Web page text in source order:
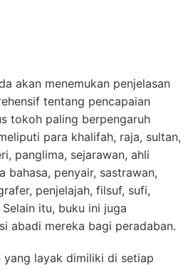
akan menemukan penjelasan
tentang pencapaian
tokoh paling berpengaruh
para khalifah, raja, sultan,
panglima, sejarawan, ahli
bahasa, penyair, sastrawan,
penjelajah, filsuf, sufi,
itu, buku ini juga
abadi mereka bagi peradaban.
yang layak dimiliki di setiap